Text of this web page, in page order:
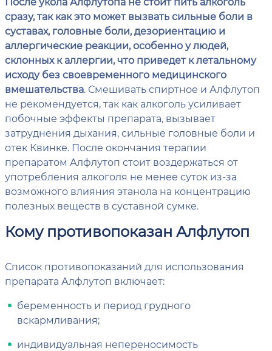
сразу, так как это может вызвать сильные боли в
суставах, головные боли, дезориентацию и
аллергические реакции, особенно у людей,
склонных к аллергии, что приведет к летальному
исходу без своевременного медицинского
вмешательства. Смешивать спиртное и Алфлутоп
не рекомендуется, так как алкоголь усиливает
побочные эффекты препарата, вызывает
затруднения дыхания, сильные головные боли и
отек Квинке. После окончания терапии
препаратом Алфлутоп стоит воздержаться от
употребления алкоголя не менее суток из-за
возможного влияния этанола на концентрацию
полезных веществ в суставной сумке.
Кому противопоказан Алфлутоп
Список противопоказаний для использования
препарата Алфлутоп включает:
беременность и период грудного
вскармливания;
индивидуальная непереносимость